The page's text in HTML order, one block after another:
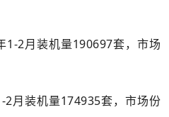
1-2月装机量190697套，市场
2月装机量174935套，市场份